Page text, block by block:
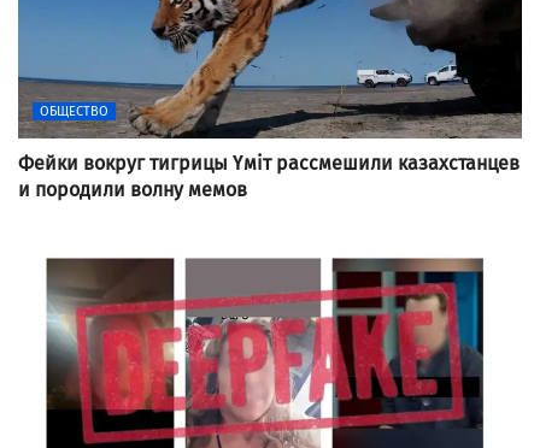
ОБЩЕСТВО
Фейки вокруг тигрицы Үміт рассмешили казахстанцев
и породили волну мемов